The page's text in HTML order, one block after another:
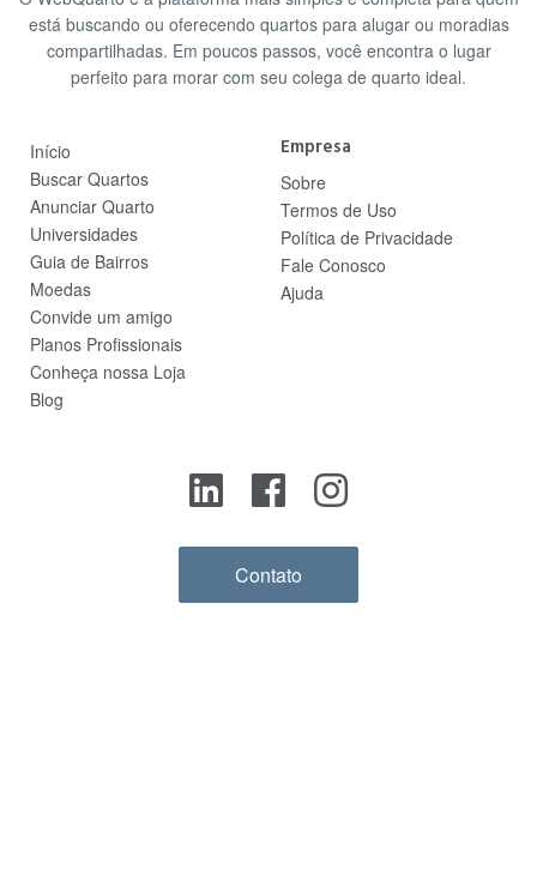
está buscando ou oferecendo quartos para alugar ou moradias
compartilhadas. Em poucos passos, você encontra o lugar
perfeito para morar com seu colega de quarto ideal.
Início
Buscar Quartos
Anunciar Quarto
Universidades
Guia de Bairros
Moedas
Convide um amigo
Planos Profissionais
Conheça nossa Loja
Blog
Empresa
Sobre
Termos de Uso
Política de Privacidade
Fale Conosco
Ajuda
Contato